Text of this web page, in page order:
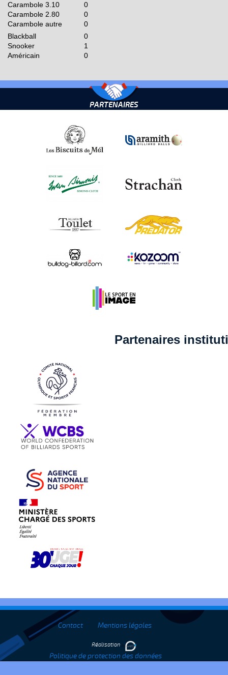
Carambole 3.10
0
Carambole 2.80
0
Carambole autre
0
Blackball
0
Snooker
1
Américain
0
PARTENAIRES
Partenaires
Contact Mentions légales
Politique de protection des données
Réalisation